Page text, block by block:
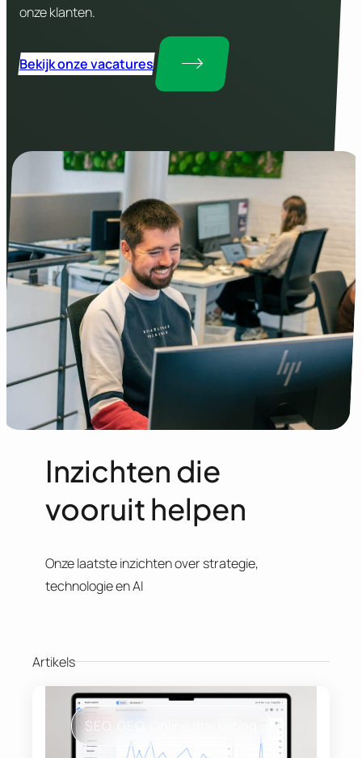
onze klanten.
Bekijk onze vacatures
Inzichten die
vooruit helpen
Onze laatste inzichten over strategie,
technologie en AI
Artikels
SEO